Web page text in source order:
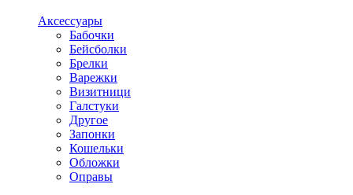
Аксессуары
Бабочки
Бейсболки
Брелки
Варежки
Визитници
Галстуки
Другое
Запонки
Кошельки
Обложки
Оправы